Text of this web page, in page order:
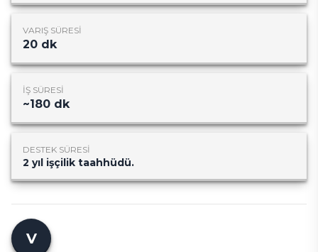
VARIŞ SÜRESI
20 dk
İŞ SÜRESI
~180 dk
DESTEK SÜRESI
2 yıl işçilik taahhüdü.
V